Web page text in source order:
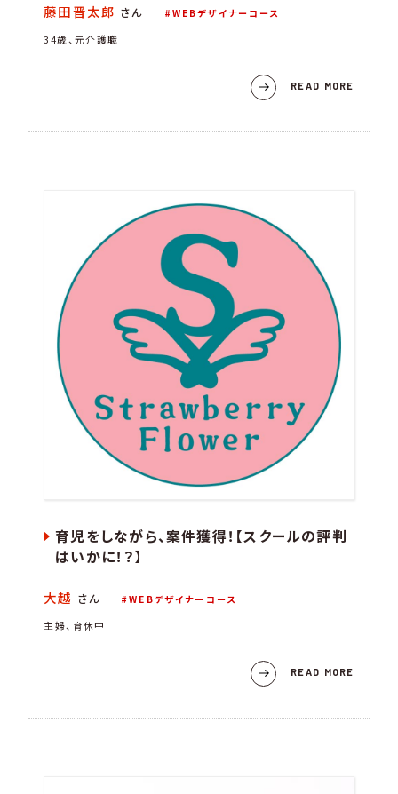
藤田晋太郎 さん WEBデザイナーコース
34歳、元介護職
READ MORE
育児をしながら、案件獲得！【スクールの評判
はいかに！？】
大越 さん WEBデザイナーコース
主婦、育休中
READ MORE